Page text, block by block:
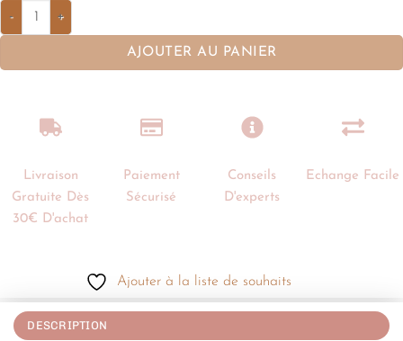
AJOUTER AU PANIER
Livraison
Gratuite Dès
30€ D'achat
Paiement
Sécurisé
Conseils
D'experts
Echange Facile
Ajouter à la liste de souhaits
DESCRIPTION